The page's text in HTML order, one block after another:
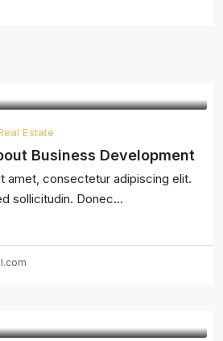
Estate
Business Development
amet, consectetur adipiscing elit.
sollicitudin. Donec...